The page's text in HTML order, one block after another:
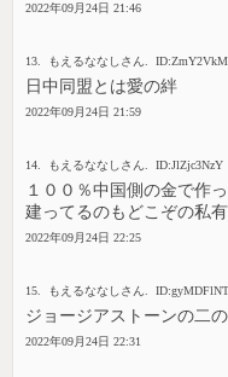
2022年09月24日 21:46
13. もえるななしさん.
日中同盟とは愛の絆
2022年09月24日 21:59
14. もえるななしさん. ID:JlZjc3NzY
１００％中国側の金で作
建ってるのもどこぞの私
2022年09月24日 22:25
15. もえるななしさん.
ジョージアストーンの二
2022年09月24日 22:31